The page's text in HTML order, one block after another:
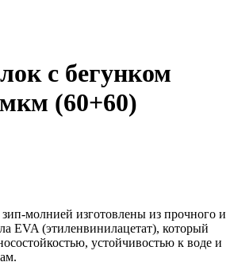
с бегунком
(60+60)
молнией изготовлены из прочного и
EVA (этиленвинилацетат), который
устойчивостью к воде и